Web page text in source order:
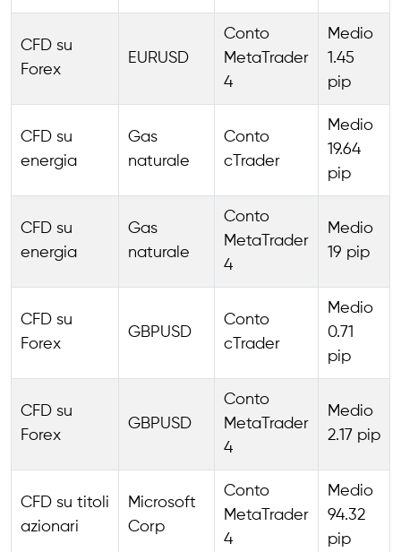
CFD su
Forex
EURUSD
Conto
MetaTrader
4
Medio
1.45
pip
CFD su
energia
Gas
naturale
Conto
cTrader
Medio
19.64
pip
CFD su
energia
Gas
naturale
Conto
MetaTrader
4
Medio
19 pip
CFD su
Forex
GBPUSD
Conto
cTrader
Medio
0.71
pip
CFD su
Forex
GBPUSD
Conto
MetaTrader
4
Medio
2.17 pip
CFD su titoli
azionari
Microsoft
Corp
Conto
MetaTrader
4
Medio
94.32
pip